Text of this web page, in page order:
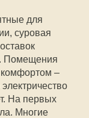
для
суровая
Помещения
–
На первых
Многие